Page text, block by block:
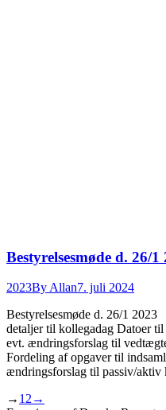
Bestyrelsesmøde d. 26/1
2023By Allan7. juli 2024
Bestyrelsesmøde d. 26/1
detaljer til kollegadag Datoer
evt. ændringsforslag til
Fordeling af opgaver til
ændringsforslag til passiv/aktiv
→ 1 2 →